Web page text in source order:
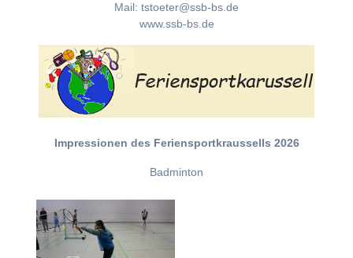
Mail: tstoeter@ssb-bs.de
www.ssb-bs.de
Impressionen des Feriensportkraussells 2026
Badminton